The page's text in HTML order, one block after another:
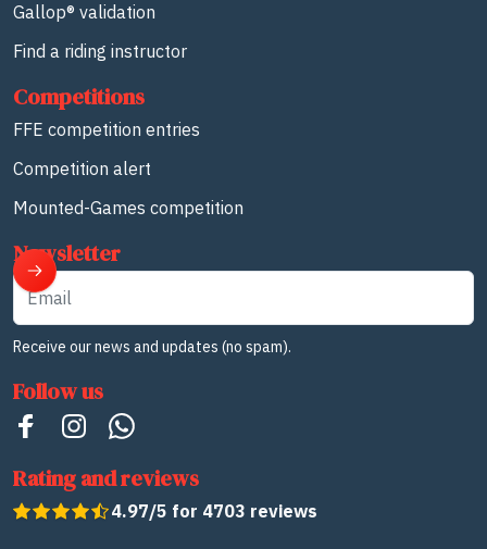
Gallop® validation
Find a riding instructor
Competitions
FFE competition entries
Competition alert
Mounted-Games competition
Newsletter
Email
Receive our news and updates (no spam).
Follow us
Rating and reviews
4.97/5 for 4703 reviews